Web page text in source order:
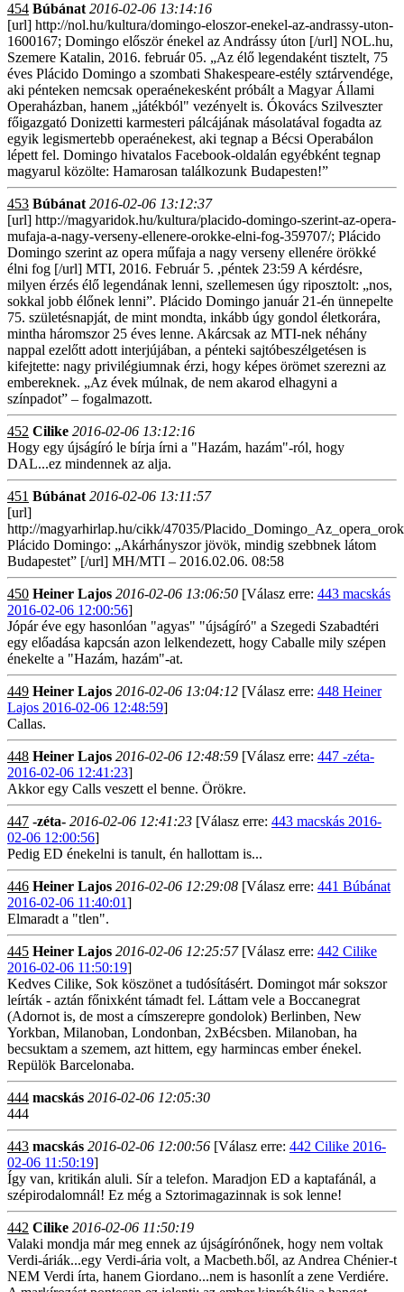
454 Búbánat 2016-02-06 13:14:16
[url] http://nol.hu/kultura/domingo-eloszor-enekel-az-andrassy-uton-
1600167; Domingo először énekel az Andrássy úton [/url] NOL.hu,
Szemere Katalin, 2016. február 05. „Az élő legendaként tisztelt, 75
éves Plácido Domingo a szombati Shakespeare-estély sztárvendége,
aki pénteken nemcsak operaénekesként próbált a Magyar Állami
Operaházban, hanem „játékból" vezényelt is. Ókovács Szilveszter
főigazgató Donizetti karmesteri pálcájának másolatával fogadta az
egyik legismertebb operaénekest, aki tegnap a Bécsi Operabálon
lépett fel. Domingo hivatalos Facebook-oldalán egyébként tegnap
magyarul közölte: Hamarosan találkozunk Budapesten!”
453 Búbánat 2016-02-06 13:12:37
[url] http://magyaridok.hu/kultura/placido-domingo-szerint-az-opera-
mufaja-a-nagy-verseny-ellenere-orokke-elni-fog-359707/; Plácido
Domingo szerint az opera műfaja a nagy verseny ellenére örökké
élni fog [/url] MTI, 2016. Február 5. ,péntek 23:59 A kérdésre,
milyen érzés élő legendának lenni, szellemesen úgy riposztolt: „nos,
sokkal jobb élőnek lenni”. Plácido Domingo január 21-én ünnepelte
75. születésnapját, de mint mondta, inkább úgy gondol életkorára,
mintha háromszor 25 éves lenne. Akárcsak az MTI-nek néhány
nappal ezelőtt adott interjújában, a pénteki sajtóbeszélgetésen is
kifejtette: nagy privilégiumnak érzi, hogy képes örömet szerezni az
embereknek. „Az évek múlnak, de nem akarod elhagyni a
színpadot” – fogalmazott.
452 Cilike 2016-02-06 13:12:16
Hogy egy újságíró le bírja írni a "Hazám, hazám"-ról, hogy
DAL...ez mindennek az alja.
451 Búbánat 2016-02-06 13:11:57
[url]
http://magyarhirlap.hu/cikk/47035/
Plácido Domingo: „Akárhányszor jövök, mindig szebbnek látom
Budapestet” [/url] MH/MTI – 2016.02.06. 08:58
450 Heiner Lajos 2016-02-06 13:06:50 [Válasz erre: 443 macskás
2016-02-06 12:00:56]
Jópár éve egy hasonlóan "agyas" "újságíró" a Szegedi Szabadtéri
egy előadása kapcsán azon lelkendezett, hogy Caballe mily szépen
énekelte a "Hazám, hazám"-at.
449 Heiner Lajos 2016-02-06 13:04:12 [Válasz erre: 448 Heiner
Lajos 2016-02-06 12:48:59]
Callas.
448 Heiner Lajos 2016-02-06 12:48:59 [Válasz erre: 447 -zéta-
2016-02-06 12:41:23]
Akkor egy Calls veszett el benne. Örökre.
447 -zéta- 2016-02-06 12:41:23 [Válasz erre: 443 macskás 2016-
02-06 12:00:56]
Pedig ED énekelni is tanult, én hallottam is...
446 Heiner Lajos 2016-02-06 12:29:08 [Válasz erre: 441 Búbánat
2016-02-06 11:40:01]
Elmaradt a "tlen".
445 Heiner Lajos 2016-02-06 12:25:57[Válasz erre: 442 Cilike
2016-02-06 11:50:19]
Kedves Cilike, Sok köszönet a tudósításért. Domingot már sokszor
leírták - aztán főnixként támadt fel. Láttam vele a Boccanegrat
(Adornot is, de most a címszerepre gondolok) Berlinben, New
Yorkban, Milanoban, Londonban, 2xBécsben. Milanoban, ha
becsuktam a szemem, azt hittem, egy harmincas ember énekel.
Repülök Barcelonaba.
444 macskás 2016-02-06 12:05:30
444
443 macskás 2016-02-06 12:00:56 [Válasz erre: 442 Cilike 2016-
02-06 11:50:19]
Így van, kritikán aluli. Sír a telefon. Maradjon ED a kaptafánál, a
szépirodalomnál! Ez még a Sztorimagazinnak is sok lenne!
442 Cilike 2016-02-06 11:50:19
Valaki mondja már meg ennek az újságírónőnek, hogy nem voltak
Verdi-áriák...egy Verdi-ária volt, a Macbeth.ből, az Andrea Chénier-t
NEM Verdi írta, hanem Giordano...nem is hasonlít a zene Verdiére.